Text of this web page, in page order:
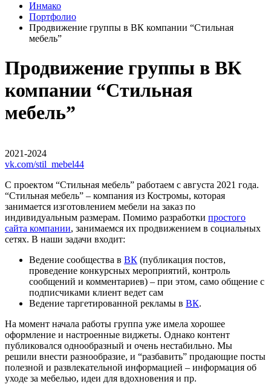
Инмако
Портфолио
Продвижение группы в ВК компании “Стильная
мебель”
Продвижение группы в ВК
компании “Стильная
мебель”
2021-2024
vk.com/stil_mebel44
С проектом “Стильная мебель” работаем с августа 2021 года.
“Стильная мебель” – компания из Костромы, которая
занимается изготовлением мебели на заказ по
индивидуальным размерам. Помимо разработки простого
сайта компании, занимаемся их продвижением в социальных
сетях. В наши задачи входит:
Ведение сообщества в ВК (публикация постов,
проведение конкурсных мероприятий, контроль
сообщений и комментариев) – при этом, само общение с
подписчиками клиент ведет сам
Ведение таргетированной рекламы в ВК.
На момент начала работы группа уже имела хорошее
оформление и настроенные виджеты. Однако контент
публиковался однообразный и очень нестабильно. Мы
решили внести разнообразие, и “разбавить” продающие посты
полезной и развлекательной информацией – информация об
уходе за мебелью, идеи для вдохновения и пр.